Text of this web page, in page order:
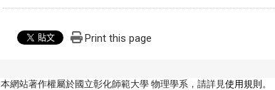
Print this page
本網站著作權屬於國立彰化師範大學 物理學系，請詳見使用規則 。